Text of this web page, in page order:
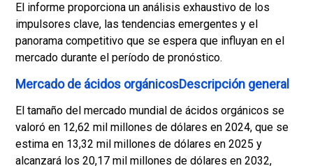
El informe proporciona un análisis exhaustivo de los
impulsores clave, las tendencias emergentes y el
panorama competitivo que se espera que influyan en el
mercado durante el período de pronóstico.
Mercado de ácidos orgánicosDescripción general
El tamaño del mercado mundial de ácidos orgánicos se
valoró en 12,62 mil millones de dólares en 2024, que se
estima en 13,32 mil millones de dólares en 2025 y
alcanzará los 20,17 mil millones de dólares en 2032,